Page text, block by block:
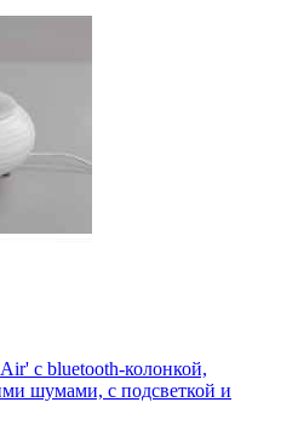
с bluetooth-колонкой,
шумами, с подсветкой и